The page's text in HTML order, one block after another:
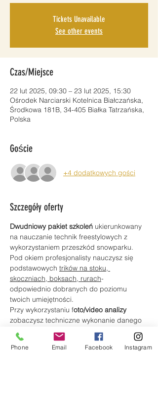
Tickets Unavailable
See other events
Czas/Miejsce
22 lut 2025, 09:30 – 23 lut 2025, 15:30
Ośrodek Narciarski Kotelnica Białczańska,
Środkowa 181B, 34-405 Białka Tatrzańska,
Polska
Goście
+4 dodatkowych gości
Szczegóły oferty
Dwudniowy pakiet szkoleń ukierunkowany
na nauczanie technik freestylowych z
wykorzystaniem przeszkód snowparku.
Pod okiem profesjonalisty nauczysz się
podstawowych trików na stoku,
skoczniach, boksach, rurach-
odpowiednio dobranych do poziomu
twoich umiejętności.
Przy wykorzystaniu foto/video analizy
zobaczysz techniczne wykonanie danego
triku co zdecydowanie przyspieszy twój
progres i zbliży Cię do poziomu
*W przypadku słabych warunków
Phone Email Facebook Instagram